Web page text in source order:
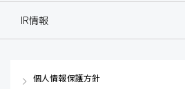
IR情報
個人情報保護方針